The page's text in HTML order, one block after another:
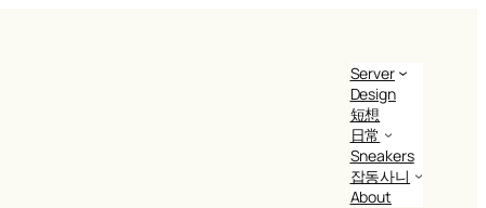
Server
Design
短想
日常
Sneakers
잡동사니
About